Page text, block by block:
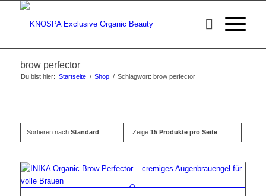
brow perfector
Du bist hier: Startseite / Shop / Schlagwort: brow perfector
Sortieren nach Standard Zeige 15 Produkte pro Seite